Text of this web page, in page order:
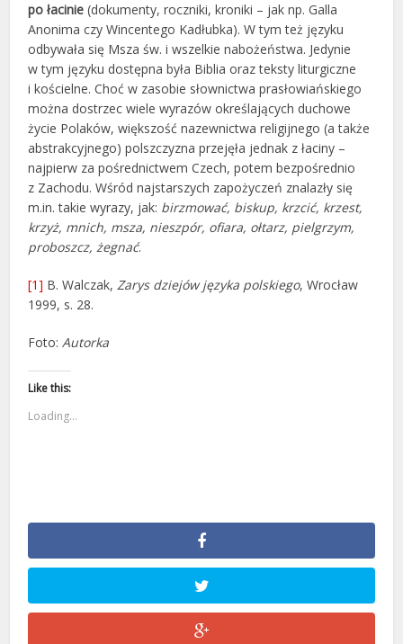
po łacinie (dokumenty, roczniki, kroniki – jak np. Galla
Anonima czy Wincentego Kadłubka). W tym też języku
odbywała się Msza św. i wszelkie nabożeństwa. Jedynie
w tym języku dostępna była Biblia oraz teksty liturgiczne
i kościelne. Choć w zasobie słownictwa prasłowiańskiego
można dostrzec wiele wyrazów określających duchowe
życie Polaków, większość nazewnictwa religijnego (a także
abstrakcyjnego) polszczyzna przejęła jednak z łaciny –
najpierw za pośrednictwem Czech, potem bezpośrednio
z Zachodu. Wśród najstarszych zapożyczeń znalazły się
m.in. takie wyrazy, jak: birzmować, biskup, krzcić, krzest,
krzyż, mnich, msza, nieszpór, ofiara, ołtarz, pielgrzym,
proboszcz, żegnać.
[1] B. Walczak,Zarys dziejów języka polskiego, Wrocław
1999, s. 28.
Foto:Autorka
Like this:
Loading...